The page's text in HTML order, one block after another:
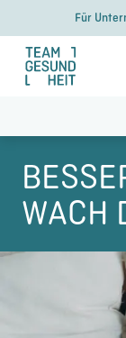
Inhalt
springen
Für
WACH